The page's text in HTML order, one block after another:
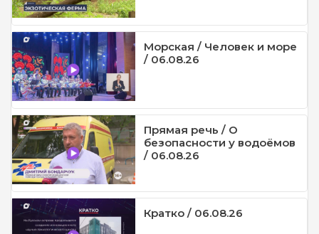
Морская / Человек и море
/ 06.08.26
Прямая речь / О
безопасности у водоёмов
/ 06.08.26
Кратко / 06.08.26